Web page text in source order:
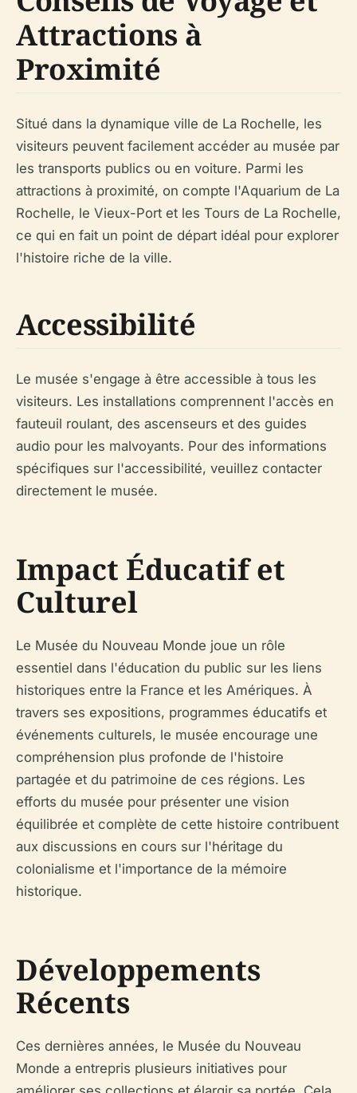
Attractions à
Proximité
Situé dans la dynamique ville de La Rochelle, les
visiteurs peuvent facilement accéder au musée par
les transports publics ou en voiture. Parmi les
attractions à proximité, on compte l'Aquarium de La
Rochelle, le Vieux-Port et les Tours de La Rochelle,
ce qui en fait un point de départ idéal pour explorer
l'histoire riche de la ville.
Accessibilité
Le musée s'engage à être accessible à tous les
visiteurs. Les installations comprennent l'accès en
fauteuil roulant, des ascenseurs et des guides
audio pour les malvoyants. Pour des informations
spécifiques sur l'accessibilité, veuillez contacter
directement le musée.
Impact Éducatif et
Culturel
Le Musée du Nouveau Monde joue un rôle
essentiel dans l'éducation du public sur les liens
historiques entre la France et les Amériques. À
travers ses expositions, programmes éducatifs et
événements culturels, le musée encourage une
compréhension plus profonde de l'histoire
partagée et du patrimoine de ces régions. Les
efforts du musée pour présenter une vision
équilibrée et complète de cette histoire contribuent
aux discussions en cours sur l'héritage du
colonialisme et l'importance de la mémoire
historique.
Développements
Récents
Ces dernières années, le Musée du Nouveau
Monde a entrepris plusieurs initiatives pour